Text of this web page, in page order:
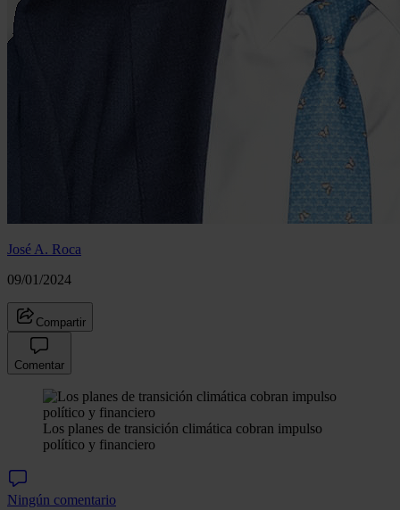
José A. Roca
09/01/2024
Compartir
Comentar
Los planes de transición climática cobran impulso
político y financiero
Ningún comentario